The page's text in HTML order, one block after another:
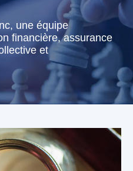
une équipe
financière, assurance
et